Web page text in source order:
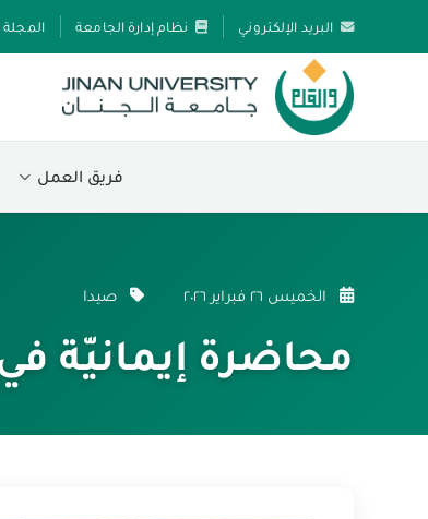
البريد الإلكتروني نظام إدارة الجامعة
فريق العمل
الخميس ٢٦ فبراير ٢٠٢٦ صيدا
محاضرة إيمانيّة